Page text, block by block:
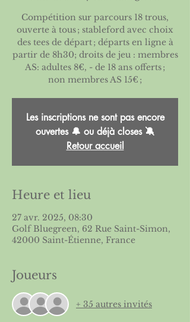
Compétition sur parcours 18 trous,
ouverte à tous ; stableford avec choix
des tees de départ ; départs en ligne à
partir de 8h30; droits de jeu : membres
AS: adultes 8€, - de 18 ans offerts ;
non membres AS 15€ ;
Les inscriptions ne sont pas encore
ouvertes 🔔 ou déjà closes 🔕
Retour accueil
Heure et lieu
27 avr. 2025, 08:30
Golf Bluegreen, 62 Rue Saint-Simon,
42000 Saint-Étienne, France
Joueurs
+ 35 autres invités